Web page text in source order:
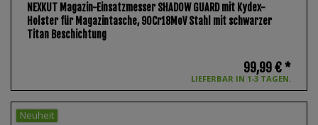
NEXKUT Magazin-Einsatzmesser SHADOW GUARD mit Kydex-
Holster für Magazintasche, 90Cr18MoV Stahl mit schwarzer
Titan Beschichtung
LIEFERBAR IN 1-3 TAGEN.
99,99 € *
Neuheit